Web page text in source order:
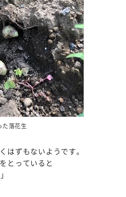
た落花生
はずもないようです。
とっていると